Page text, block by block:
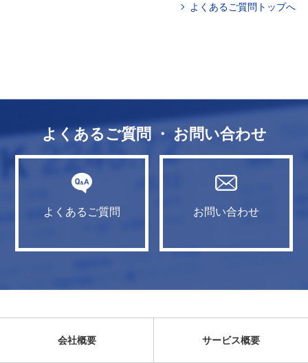
よくあるご質問トップへ
よくあるご質問 ・ お問い合わせ
よくあるご質問 お問い合わせ
会社概要 サービス概要